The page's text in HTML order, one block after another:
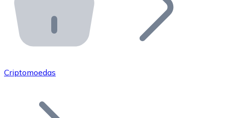
API Bitnovo
Integre nossa API no seu ecossistema.
Junte-se à nossa rede de revendedores e comercialize
Adicione o token do seu projeto ao nosso serviço de
Criptomoedas